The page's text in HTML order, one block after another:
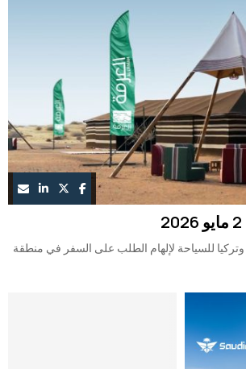
ويغو وتركيا للسياحة لإلهام الطلب على السفر في منطقة